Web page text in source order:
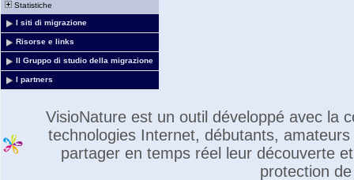
Statistiche
I siti di migrazione
Risorse e links
Il Gruppo di studio della migrazione
I partners
VisioNature est un outil développé avec la
technologies Internet, débutants,
partager en temps réel leur découverte
protection